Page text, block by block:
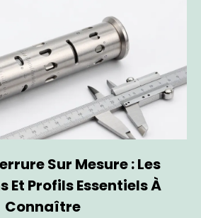
Sur Mesure : Les
Et Profils Essentiels À
Connaître